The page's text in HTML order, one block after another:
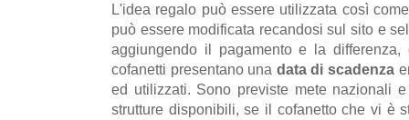
L'idea regalo può essere utilizzata così
può essere modificata recandosi sul sito e
aggiungendo il pagamento e la
cofanetti presentano una data di scadenza
ed utilizzati. Sono previste mete nazionali
strutture disponibili, se il cofanetto che vi è